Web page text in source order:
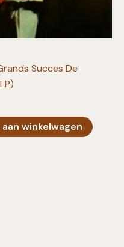
Succes De
winkelwagen